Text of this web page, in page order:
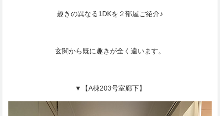
趣きの異なる1DKを２部屋ご紹介♪
玄関から既に趣きが全く違います。
▼【A棟203号室廊下】